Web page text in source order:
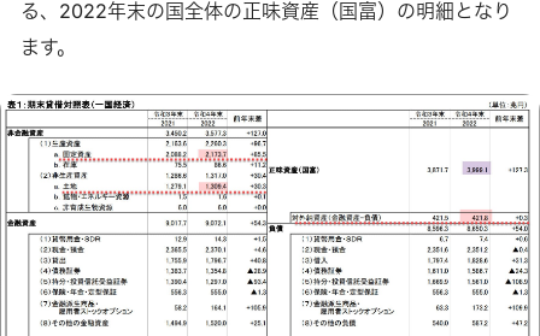
る、2022年末の国全体の正味資産（国富）の明細となり
ます。